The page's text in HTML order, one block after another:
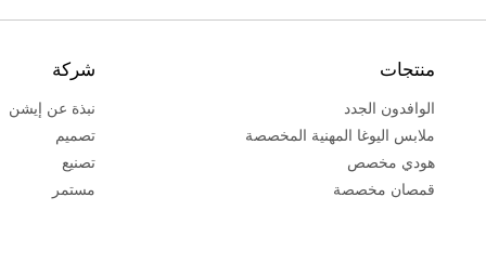
منتجات
الوافدون الجدد
ملابس اليوغا المهنية المخصصة
هودي مخصص
قمصان مخصصة
شركة
نبذة عن إيشن
تصميم
تصنيع
مستمر